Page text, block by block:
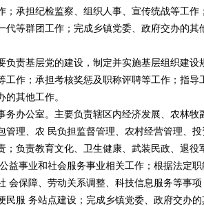
；承担纪检监察、组织人事、宣传统战等工
代等群团工作；完成乡镇党委、政府交办的
责基层党的建设，制定并实施基层组织建设
工作；承担考核奖惩及职称评聘等工作；指
其他工作。
办公室。主要负责辖区内经济发展、农林牧
管理、农 民负担监督管理、农村经营管理、
；负责教育文化、卫生健康、武装民政、退
益事业和社会服务事业相关工作；根据法定
会保障、劳动关系调整、科技信息服务等事
民服 务站点建设；完成乡镇党委、政府交办的